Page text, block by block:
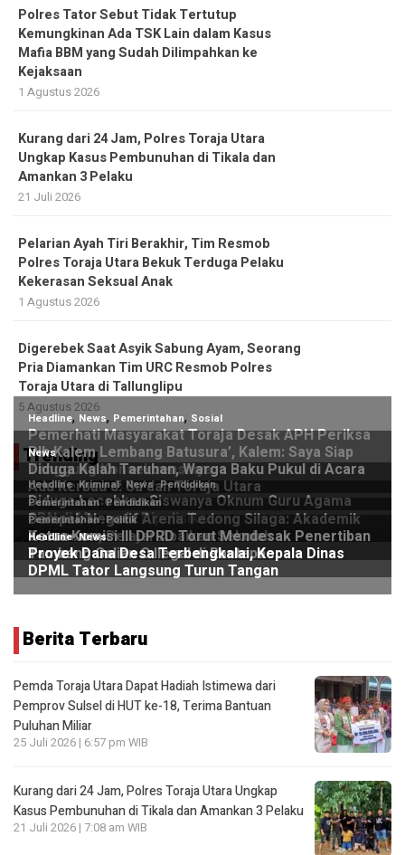
Polres Tator Sebut Tidak Tertutup
Kemungkinan Ada TSK Lain dalam Kasus
Mafia BBM yang Sudah Dilimpahkan ke
Kejaksaan
1 Agustus 2026
Kurang dari 24 Jam, Polres Toraja Utara
Ungkap Kasus Pembunuhan di Tikala dan
Amankan 3 Pelaku
21 Juli 2026
Pelarian Ayah Tiri Berakhir, Tim Resmob
Polres Toraja Utara Bekuk Terduga Pelaku
Kekerasan Seksual Anak
1 Agustus 2026
Digerebek Saat Asyik Sabung Ayam, Seorang
Pria Diamankan Tim URC Resmob Polres
Toraja Utara di Tallunglipu ​
5 Agustus 2026
Trending
Berita Terbaru
Pemda Toraja Utara Dapat Hadiah Istimewa dari
Pemprov Sulsel di HUT ke-18, Terima Bantuan
Puluhan Miliar
25 Juli 2026 | 6:57 pm WIB
Kurang dari 24 Jam, Polres Toraja Utara Ungkap
Kasus Pembunuhan di Tikala dan Amankan 3 Pelaku
21 Juli 2026 | 7:08 am WIB